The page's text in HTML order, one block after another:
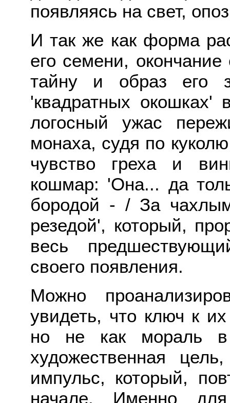
появляясь на свет,
И так же как форма
его семени, окончание
тайну и образ его
'квадратных окошках'
логосный ужас
монаха, судя по
чувство греха и
кошмар: 'Она... да
бородой - / За
резедой', который,
весь
своего появления.
Можно
увидеть, что ключ к
но не как мораль
художественная
импульс, который,
начале. Именно